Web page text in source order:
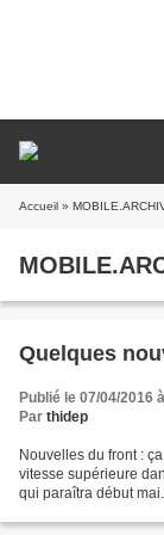
Accueil »
Quelques
Publié le 07/04/2016
Par thidep
Nouvelles du front :
vitesse supérieure
qui paraîtra début